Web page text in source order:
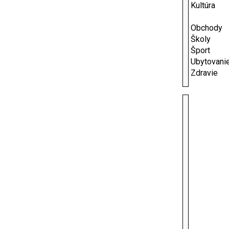
Kultúra
Obchody
Školy
Šport
Zdravie